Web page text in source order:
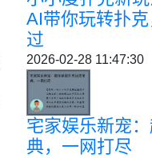
AI带你玩转扑
过
2026-02-28 11:47:30
宅家娱乐新宠
典，一网打尽